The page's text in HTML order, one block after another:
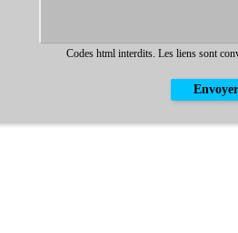
Codes html interdits. Les liens sont